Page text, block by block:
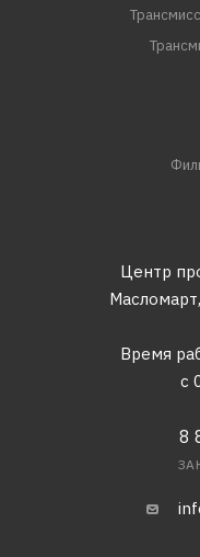
Центр
Масломарт,
Время
с
8